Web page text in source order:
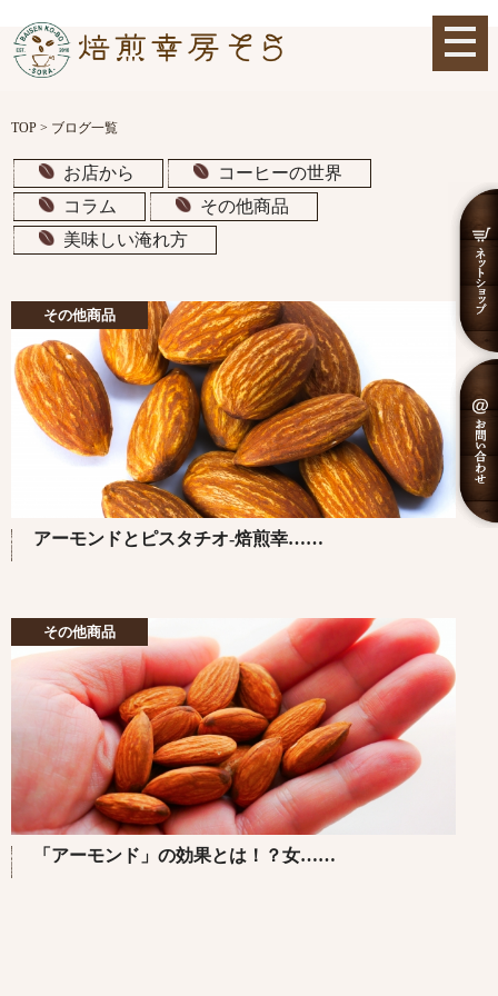
TOP > ブログ一覧
お店から
コーヒーの世界
コラム
その他商品
美味しい淹れ方
その他商品
アーモンドとピスタチオ-焙煎幸……
その他商品
「アーモンド」の効果とは！？女……